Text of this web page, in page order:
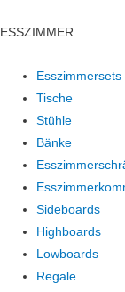
ESSZIMMER
Esszimmersets
Tische
Stühle
Bänke
Sideboards
Highboards
Lowboards
Regale